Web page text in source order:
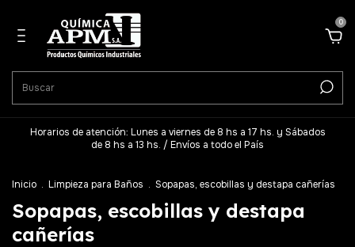
0
Horarios de atención: Lunes a viernes de 8 hs a 17 hs. y Sábados
de 8 hs a 13 hs. / Envíos a todo el País
Inicio . Limpieza para Baños . Sopapas, escobillas y destapa cañerías
Sopapas, escobillas y destapa
cañerías